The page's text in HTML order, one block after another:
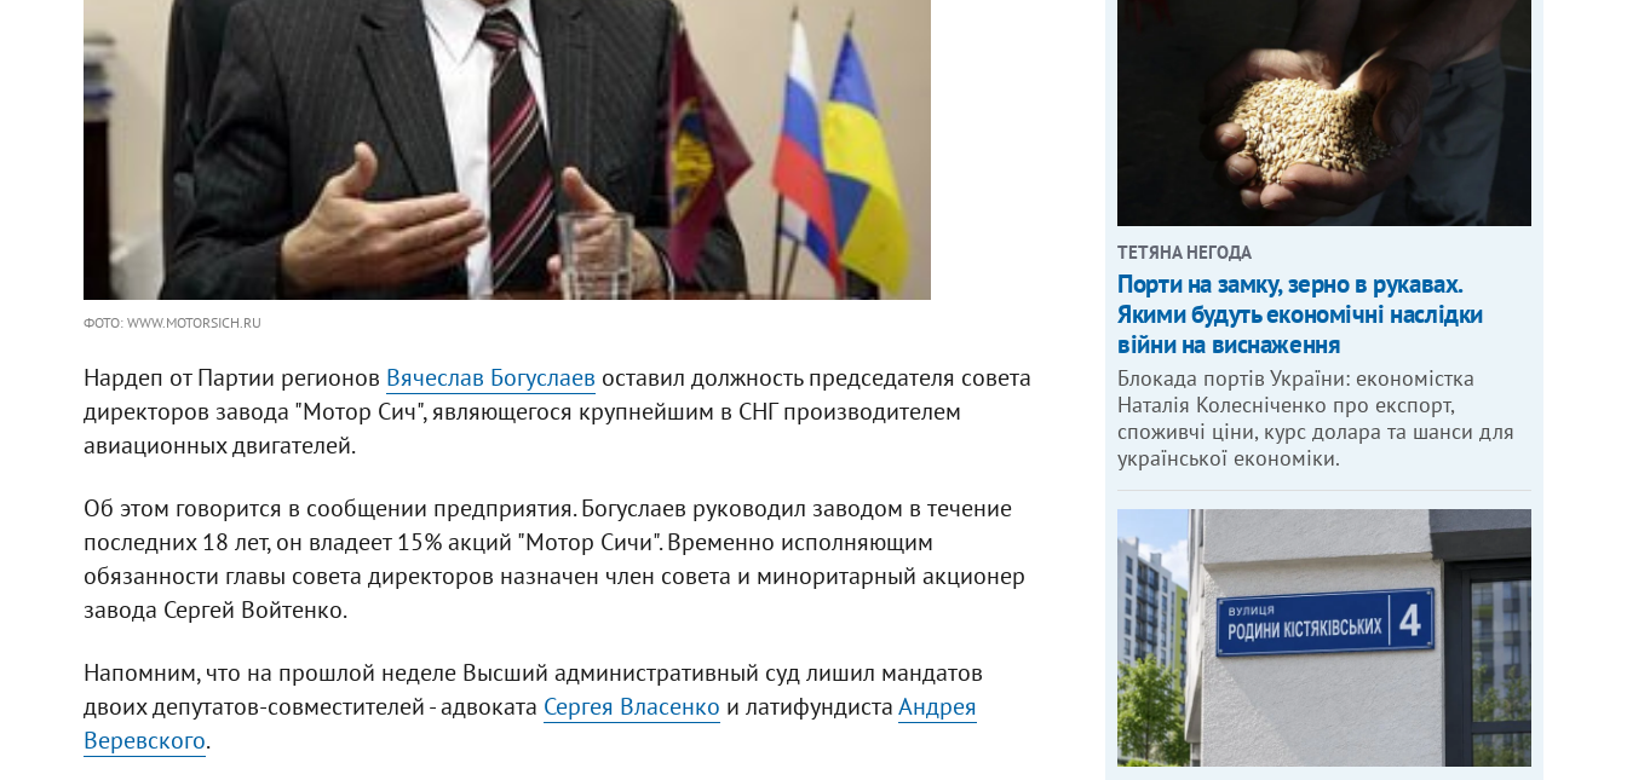
ФОТО: WWW.MOTORSICH.RU
Нардеп от Партии регионов Вячеслав Богуслаев оставил должность председателя совета
директоров завода "Мотор Сич", являющегося крупнейшим в СНГ производителем
авиационных двигателей.
Об этом говорится в сообщении предприятия. Богуслаев руководил заводом в течение
последних 18 лет, он владеет 15% акций "Мотор Сичи". Временно исполняющим
обязанности главы совета директоров назначен член совета и миноритарный акционер
завода Сергей Войтенко.
Напомним, что на прошлой неделе Высший административный суд лишил мандатов
двоих депутатов-совместителей - адвоката Сергея Власенко и латифундистаАндрея
Веревского.
ТЕТЯНА НЕГОДА
Порти на замку, зерно в рукавах.
Якими будуть економічні наслідки
війни на виснаження
Блокада портів України: економістка
Наталія Колесніченко про експорт,
споживчі ціни, курс долара та шанси для
української економіки.